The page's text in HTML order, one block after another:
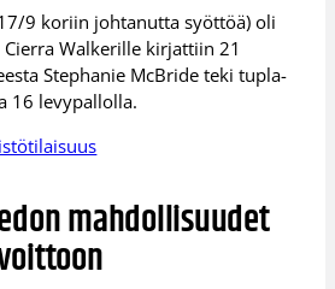
9 koriin johtanutta syöttöä) oli
Walkerille kirjattiin 21
Stephanie McBride teki tupla-
16 levypallolla.
mahdollisuudet